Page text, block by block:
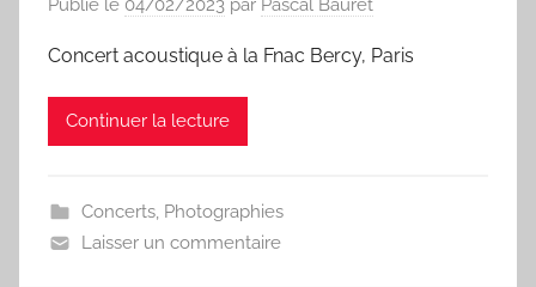
Publié le 04/02/2023 par Pascal Bauret
Concert acoustique à la Fnac Bercy, Paris
Continuer la lecture
Concerts, Photographies
Laisser un commentaire